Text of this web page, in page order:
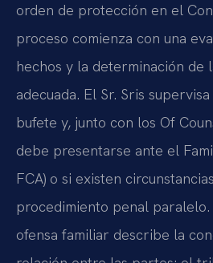
orden de protección en el
proceso comienza con una
hechos y la determinación de
adecuada. El Sr. Sris
bufete y, junto con los Of
debe presentarse ante el
FCA) o si existen
procedimiento penal
ofensa familiar describe la